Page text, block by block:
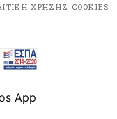
ΧΡΗΣΗΣ COOKIES